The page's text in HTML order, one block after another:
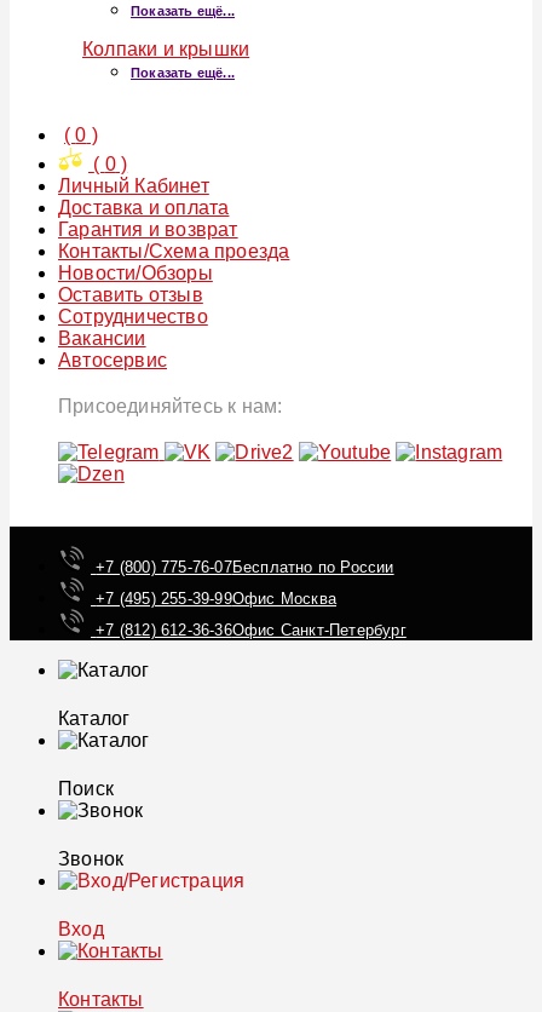
Показать ещё...
Колпаки и крышки
Показать ещё...
(0 )
( 0)
Личный Кабинет
Доставка и оплата
Гарантия и возврат
Контакты/Схема проезда
Новости/Обзоры
Оставить отзыв
Сотрудничество
Вакансии
Автосервис
Присоединяйтесь к нам:
+7 (800) 775-76-07Бесплатно по России
+7 (495) 255-39-99Офис Москва
+7 (812) 612-36-36Офис Санкт-Петербург
Каталог
Поиск
Звонок
Вход
Контакты